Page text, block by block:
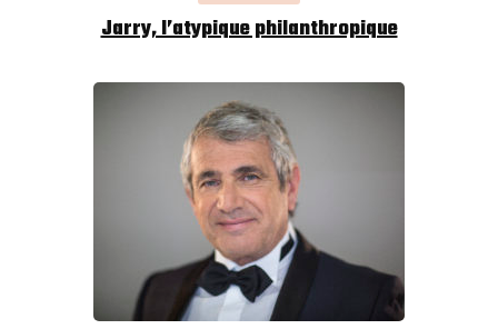
Jarry, l’atypique philanthropique